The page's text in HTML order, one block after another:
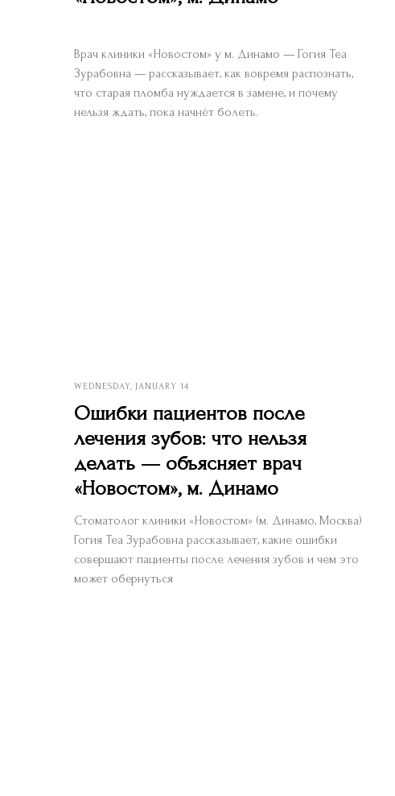
Врач клиники «Новостом» у м. Динамо — Гогия Теа
Зурабовна — рассказывает, как вовремя распознать,
что старая пломба нуждается в замене, и почему
нельзя ждать, пока начнёт болеть.
WEDNESDAY, JANUARY 14
Ошибки пациентов после
лечения зубов: что нельзя
делать — объясняет врач
«Новостом», м. Динамо
Стоматолог клиники «Новостом» (м. Динамо, Москва)
Гогия Теа Зурабовна рассказывает, какие ошибки
совершают пациенты после лечения зубов и чем это
может обернуться